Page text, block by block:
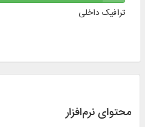
ترافیک داخلی
محتوای نرم‌افزار